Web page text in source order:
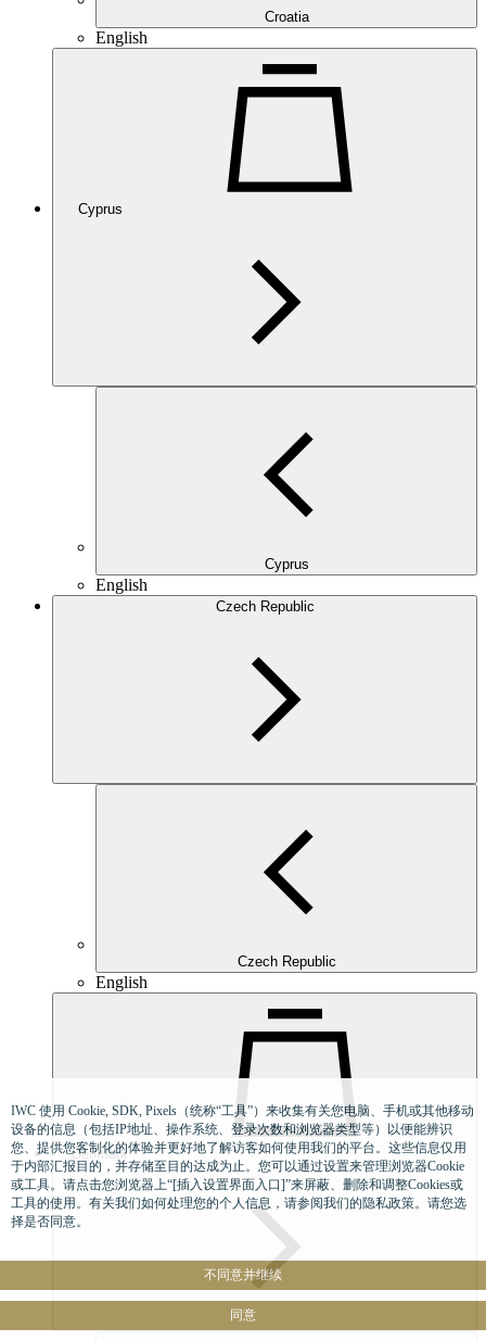
Croatia
English
Cyprus
Cyprus
English
Czech Republic
Czech Republic
English
Denmark
IWC 使用 Cookie, SDK, Pixels（统称“工具”）来收集有关您电脑、手机或其他移动
设备的信息（包括IP地址、操作系统、登录次数和浏览器类型等）以便能辨识
您、提供您客制化的体验并更好地了解访客如何使用我们的平台。这些信息仅用
于内部汇报目的，并存储至目的达成为止。您可以通过设置来管理浏览器Cookie
或工具。请点击您浏览器上“[插入设置界面入口]”来屏蔽、删除和调整Cookies或
工具的使用。有关我们如何处理您的个人信息，请参阅我们的隐私政策。请您选
择是否同意。
不同意并继续
同意